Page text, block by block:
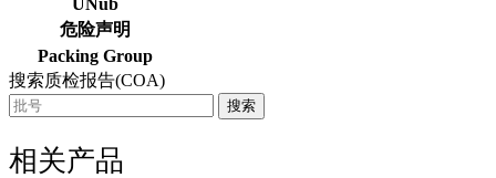
危险声明
Packing Group
搜索质检报告(COA)
搜索
相关产品